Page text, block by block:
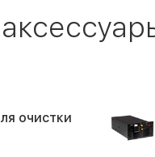
очистки